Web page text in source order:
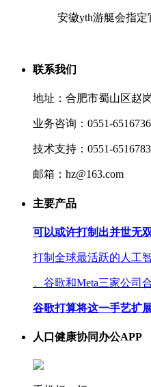
安徽yth游艇会指
联系我们
地址：合肥市蜀山区赵
业务咨询：0551-
技术支持：0551-
邮箱：hz@163.com
主要产品
可以或许打制出并世无
打制全球最活跃的人工
、谷歌和Meta三家公司
谷歌打算将这一手艺扩
人口健康协同办公APP